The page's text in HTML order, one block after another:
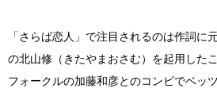
「さらば恋人」で注目されるのは作詞に
の北山修（きたやまおさむ）を起用した
フォークルの加藤和彦とのコンビでベッ